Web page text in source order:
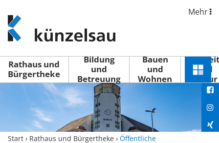
www.kuenzelsau.de
(zur
Startseite)
Mehr
Rathaus und
Bürgertheke
Bildung
und
Betreuung
Bauen
und
Wohnen
Freizeit
und
Kultur
Menü
Start › Rathaus und Bürgertheke › Öffentliche